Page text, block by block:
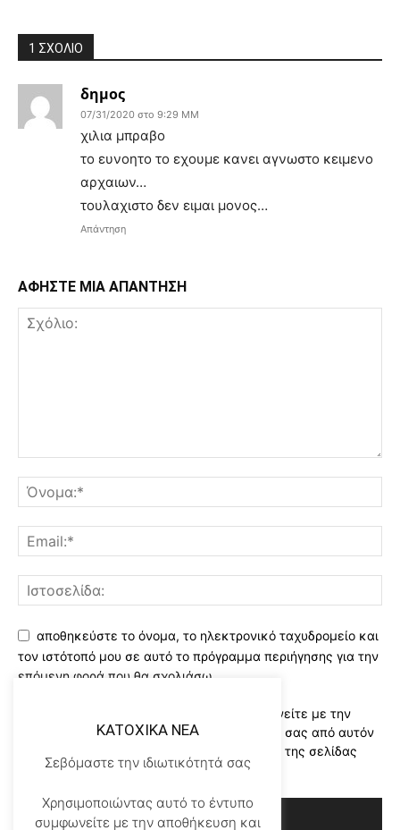
1 ΣΧΟΛΙΟ
δημος
07/31/2020 στο 9:29 ΜΜ
χιλια μπραβο
το ευνοητο το εχουμε κανει αγνωστο κειμενο
αρχαιων…
τουλαχιστο δεν ειμαι μονος…
Απάντηση
ΑΦΗΣΤΕ ΜΙΑ ΑΠΑΝΤΗΣΗ
αποθηκεύστε το όνομα, το ηλεκτρονικό ταχυδρομείο και
τον ιστότοπό μου σε αυτό το πρόγραμμα περιήγησης για την
επόμενη φορά που θα σχολιάσω.
Χρησιμοποιώντας αυτό το έντυπο συμφωνείτε με την
αποθήκευση και χειρισμό των δεδομένων σας από αυτόν
τον ιστότοπο..Διαβάστε του ορους χρήσης της σελίδας
μας*
KATOXIKA NEA
Σεβόμαστε την ιδιωτικότητά σας
Χρησιμοποιώντας αυτό το έντυπο
συμφωνείτε με την αποθήκευση και